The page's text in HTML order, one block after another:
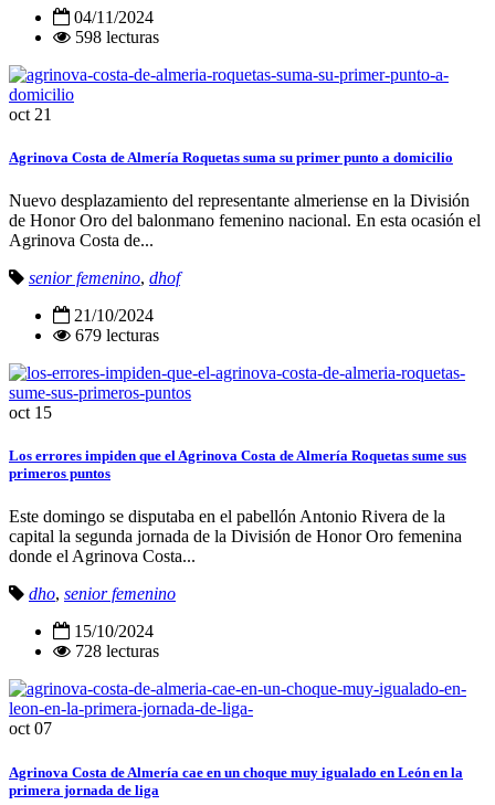
04/11/2024
598 lecturas
oct 21
Agrinova Costa de Almería Roquetas suma su primer punto a domicilio
Nuevo desplazamiento del representante almeriense en la División
de Honor Oro del balonmano femenino nacional. En esta ocasión el
Agrinova Costa de...
senior femenino, dhof
21/10/2024
679 lecturas
oct 15
Los errores impiden que el Agrinova Costa de Almería Roquetas sume sus
primeros puntos
Este domingo se disputaba en el pabellón Antonio Rivera de la
capital la segunda jornada de la División de Honor Oro femenina
donde el Agrinova Costa...
dho, senior femenino
15/10/2024
728 lecturas
oct 07
Agrinova Costa de Almería cae en un choque muy igualado en León en la
primera jornada de liga